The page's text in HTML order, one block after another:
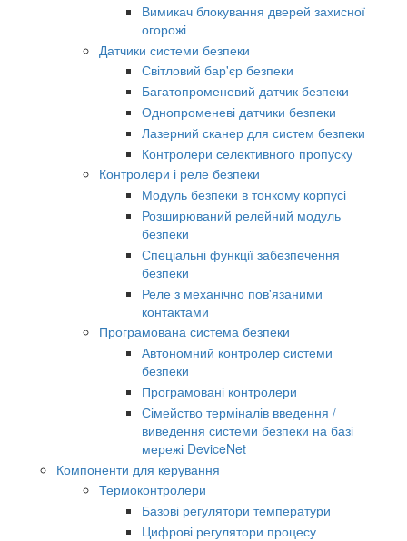
Вимикач блокування дверей захисної
огорожі
Датчики системи безпеки
Світловий бар'єр безпеки
Багатопроменевий датчик безпеки
Однопроменеві датчики безпеки
Лазерний сканер для систем безпеки
Контролери селективного пропуску
Контролери і реле безпеки
Модуль безпеки в тонкому корпусі
Розширюваний релейний модуль
безпеки
Спеціальні функції забезпечення
безпеки
Реле з механічно пов'язаними
контактами
Програмована система безпеки
Автономний контролер системи
безпеки
Програмовані контролери
Сімейство терміналів введення /
виведення системи безпеки на базі
мережі DeviceNet
Компоненти для керування
Термоконтролери
Базові регулятори температури
Цифрові регулятори процесу